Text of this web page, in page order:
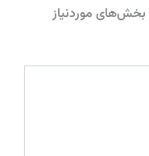
بخش‌های موردنیاز